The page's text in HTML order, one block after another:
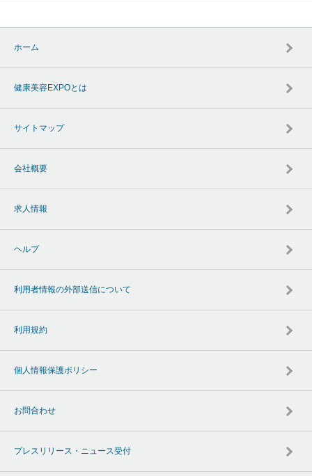
ホーム
健康美容EXPOとは
サイトマップ
会社概要
求人情報
ヘルプ
利用者情報の外部送信について
利用規約
個人情報保護ポリシー
お問合わせ
プレスリリース・ニュース受付